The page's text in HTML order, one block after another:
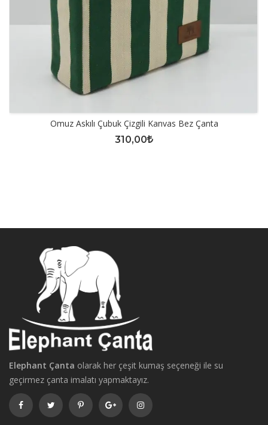
Omuz Askılı Çubuk Çizgili Kanvas Bez Çanta
310,00
Elephant Çanta olarak her çeşit kumaş seçeneği ile su
geçirmez çanta imalatı yapmaktayız.